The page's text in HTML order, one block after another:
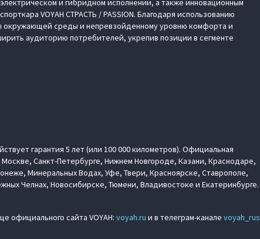
и гибридном исполнении, а также инновационным
VOYAH СТРАСТЬ / PASSION. Благодаря использованию
окружающей среды и непревзойденному уровню комфорта и
аудиторию потребителей, укрепив позиции в сегменте
гарантия 5 лет (или 100 000 километров). Официальная
Санкт-Петербурге, Нижнем Новгороде, Казани, Краснодаре,
Минеральных Водах, Уфе, Твери, Красноярске, Ставрополе,
Челнах, Новосибирске, Тюмени, Владивостоке и Екатеринбурге.
официального сайта VOYAH: voyah.ru и в телеграм-канале voyah_rus